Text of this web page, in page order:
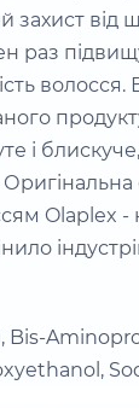
захист від
раз
волосся.
і
Оригінальна
Olaplex -
Bis-